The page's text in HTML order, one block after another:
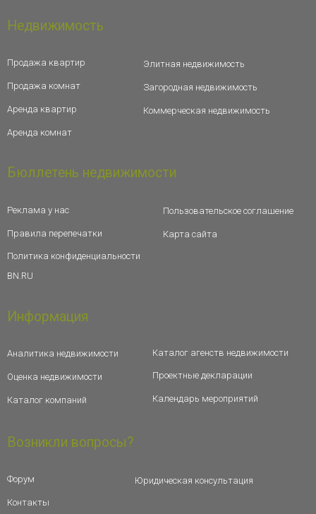
Недвижимость
Продажа квартир
Продажа комнат
Аренда квартир
Аренда комнат
Элитная недвижимость
Загородная недвижимость
Коммерческая недвижимость
Бюллетень недвижимости
Реклама у нас
Правила перепечатки
Политика конфиденциальности
BN.RU
Пользовательское соглашение
Карта сайта
Информация
Аналитика недвижимости
Оценка недвижимости
Каталог компаний
Каталог агенств недвижимости
Проектные декларации
Календарь мероприятий
Возникли вопросы?
Форум
Контакты
Юридическая консультация